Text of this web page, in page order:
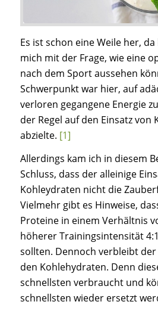
Es ist schon eine Weile her,
mich mit der Frage, wie eine
nach dem Sport aussehen
Schwerpunkt war hier, auf
verloren gegangene Energie
der Regel auf den Einsatz von
abzielte. [1]
Allerdings kam ich in diesem
Schluss, dass der alleinige
Kohleydraten nicht die
Vielmehr gibt es Hinweise,
Proteine in einem Verhältnis
höherer Trainingsintensität
sollten. Dennoch verbleibt
den Kohlehydraten. Denn
schnellsten verbraucht und
schnellsten wieder ersetzt